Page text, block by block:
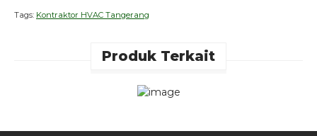
Tags: Kontraktor HVAC Tangerang
Produk Terkait